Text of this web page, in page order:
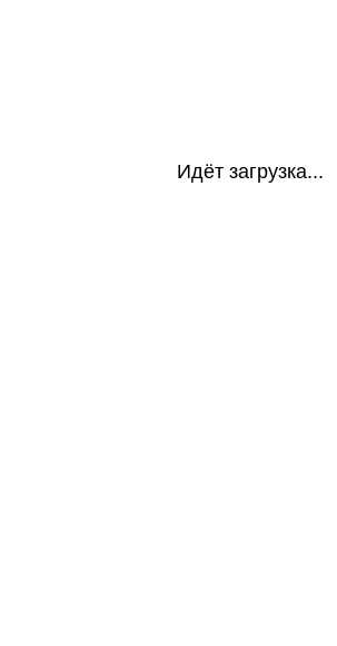
Идёт загрузка...